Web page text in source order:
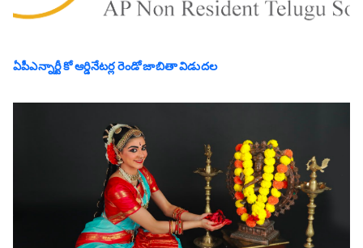
ఏపీఎన్నార్టీ కో ఆర్డినేటర్ల రెండో జాబితా విడుదల